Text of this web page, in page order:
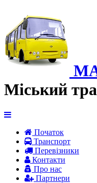
Міський
Початок
Транспорт
Перевiзники
Контакти
Про нас
Партнери